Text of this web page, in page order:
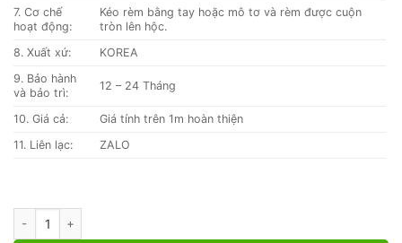
7. Cơ chế
hoạt động:
Kéo rèm bằng tay hoặc mô tơ và rèm được cuộn
tròn lên hộc.
8. Xuất xứ:
KOREA
9. Bảo hành
và bảo trì:
12 – 24 Tháng
10. Giá cả:
Giá tính trên 1m hoàn thiện
11. Liên lạc:
ZALO